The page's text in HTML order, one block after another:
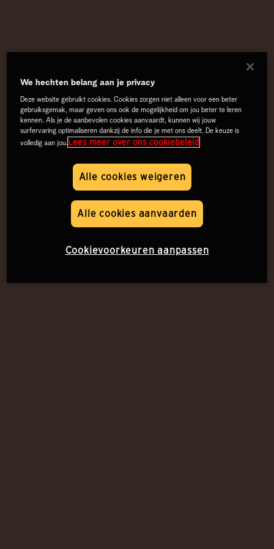
We hechten belang aan je privacy
Deze website gebruikt cookies. Cookies zorgen niet alleen voor een beter
gebruiksgemak, maar geven ons ook de mogelijkheid om jou beter te leren
kennen. Als je de aanbevolen cookies aanvaardt, kunnen wij jouw
surfervaring optimaliseren dankzij de info die je met ons deelt. De keuze is
volledig aan jou.Lees meer over ons cookiebeleid
Alle cookies weigeren
Alle cookies aanvaarden
Cookievoorkeuren aanpassen